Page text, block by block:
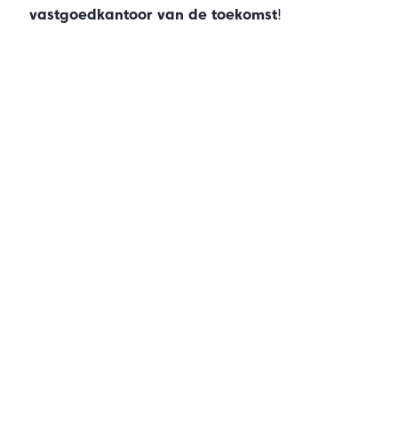
vastgoedkantoor van de toekomst!